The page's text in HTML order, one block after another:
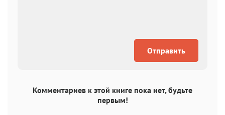
Отправить
Комментариев к этой книге пока нет, будьте
первым!